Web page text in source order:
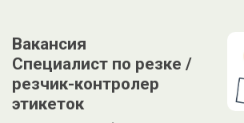
Вакансия
Специалист по резке /
резчик-контролер
этикеток